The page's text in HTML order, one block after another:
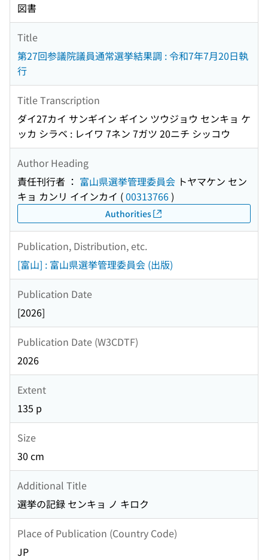
図書
Title
第27回参議院議員通常選挙結果調 : 令和7年7月20日執
行
Title Transcription
ダイ27カイ サンギイン ギイン ツウジョウ センキョ ケ
ッカ シラベ : レイワ 7ネン 7ガツ 20ニチ シッコウ
Author Heading
責任刊行者 ： 富山県選挙管理委員会 トヤマケン セン
キョ カンリ イインカイ (00313766)
Authorities
Publication, Distribution, etc.
[富山] : 富山県選挙管理委員会 (出版)
Publication Date
[2026]
Publication Date (W3CDTF)
2026
Extent
135 p
Size
30 cm
Additional Title
選挙の記録 センキョ ノ キロク
Place of Publication (Country Code)
JP